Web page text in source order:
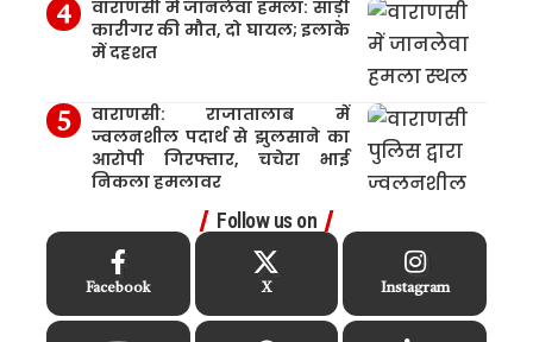
वाराणसी में जानलेवा हमला: साड़ी
कारीगर की मौत, दो घायल; इलाके
में दहशत
वाराणसी: राजातालाब में
ज्वलनशील पदार्थ से झुलसाने का
आरोपी गिरफ्तार, चचेरा भाई
निकला हमलावर
Follow us on
Facebook X Instagram